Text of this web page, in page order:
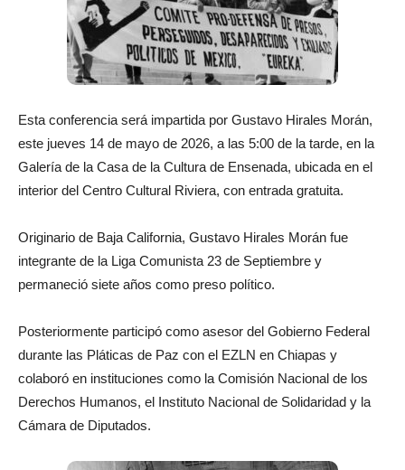
Esta conferencia será impartida por Gustavo Hirales Morán,
este jueves 14 de mayo de 2026, a las 5:00 de la tarde, en la
Galería de la Casa de la Cultura de Ensenada, ubicada en el
interior del Centro Cultural Riviera, con entrada gratuita.
Originario de Baja California, Gustavo Hirales Morán fue
integrante de la Liga Comunista 23 de Septiembre y
permaneció siete años como preso político.
Posteriormente participó como asesor del Gobierno Federal
durante las Pláticas de Paz con el EZLN en Chiapas y
colaboró en instituciones como la Comisión Nacional de los
Derechos Humanos, el Instituto Nacional de Solidaridad y la
Cámara de Diputados.